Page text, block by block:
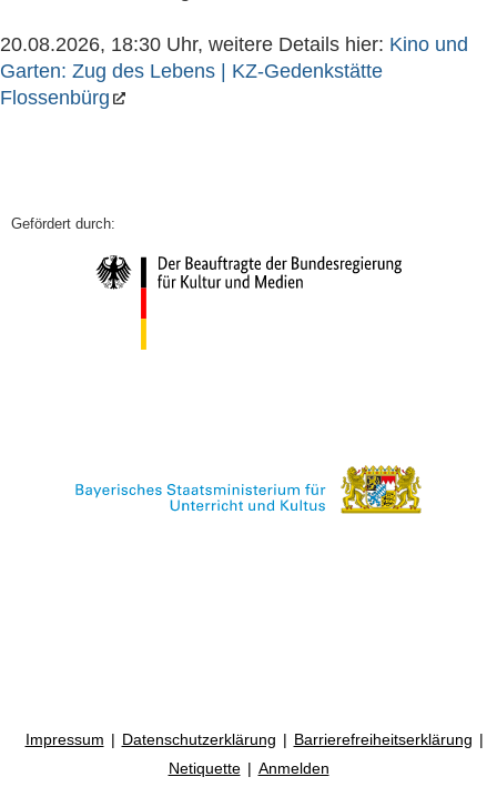
20.08.2026, 18:30 Uhr, weitere Details hier: Kino und
Garten: Zug des Lebens | KZ-Gedenkstätte
Flossenbürg
Impressum Datenschutzerklärung
Barrierefreiheitserklärung
Netiquette
Anmelden